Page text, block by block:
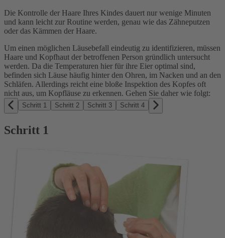
Die Kontrolle der Haare Ihres Kindes dauert nur wenige Minuten
und kann leicht zur Routine werden, genau wie das Zähneputzen
oder das Kämmen der Haare.
Um einen möglichen Läusebefall eindeutig zu identifizieren, müssen
Haare und Kopfhaut der betroffenen Person gründlich untersucht
werden. Da die Temperaturen hier für ihre Eier optimal sind,
befinden sich Läuse häufig hinter den Ohren, im Nacken und an den
Schläfen. Allerdings reicht eine bloße Inspektion des Kopfes oft
nicht aus, um Kopfläuse zu erkennen. Gehen Sie daher wie folgt:
Schritt 1 Schritt 2 Schritt 3 Schritt 4
Schritt 1